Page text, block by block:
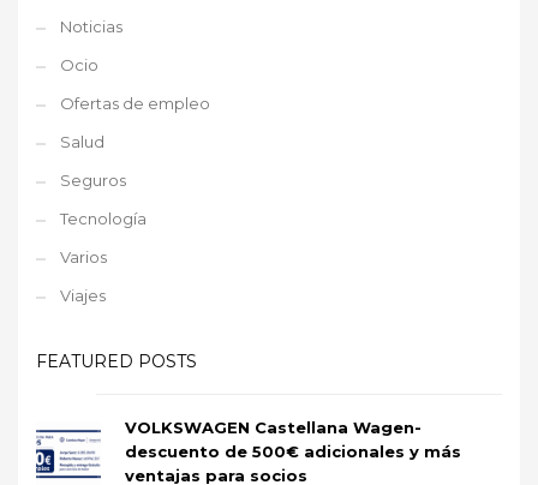
Noticias
Ocio
Ofertas de empleo
Salud
Seguros
Tecnología
Varios
Viajes
FEATURED POSTS
VOLKSWAGEN Castellana Wagen-
descuento de 500€ adicionales y más
ventajas para socios